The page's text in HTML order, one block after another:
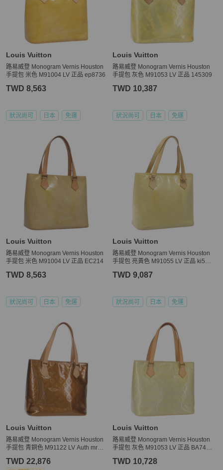
Louis Vuitton
路易威登 Monogram Vernis Houston
手提包 米色 M91004 LV 正品 ep8736
TWD 8,563
狀況尚可 日本 免運
Louis Vuitton
路易威登 Monogram Vernis Houston
手提包 灰色 M91053 LV 正品 145309
TWD 10,387
狀況尚可 日本 免運
Louis Vuitton
路易威登 Monogram Vernis Houston
手提包 米色 M91004 LV 正品 EC214
TWD 8,563
狀況尚可 日本 免運
Louis Vuitton
路易威登 Monogram Vernis Houston
手提包 亮黃色 M91055 LV 正品 ki548
TWD 9,087
狀況尚可 日本 免運
Louis Vuitton
路易威登 Monogram Vernis Houston
手提包 青銅色 M91122 LV Auth mr16
TWD 22,876
Louis Vuitton
路易威登 Monogram Vernis Houston
手提包 灰色 M91053 LV 正品 BA743
TWD 10,728